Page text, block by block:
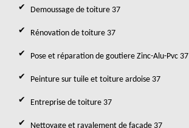
Demoussage de toiture 37
Rénovation de toiture 37
Pose et réparation de goutiere Zinc-Alu-Pvc 37
Peinture sur tuile et toiture ardoise 37
Entreprise de toiture 37
Nettoyage et ravalement de façade 37